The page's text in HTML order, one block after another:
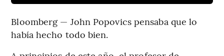
Bloomberg — John Popovics pensaba que lo
había hecho todo bien.